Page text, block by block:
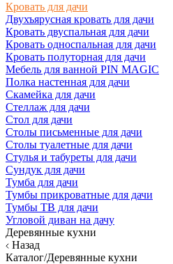
Кровать для дачи
Двухъярусная кровать для дачи
Кровать двуспальная для дачи
Кровать односпальная для дачи
Кровать полуторная для дачи
Мебель для ванной PIN MAGIC
Полка настенная для дачи
Скамейка для дачи
Стеллаж для дачи
Стол для дачи
Столы письменные для дачи
Столы туалетные для дачи
Стулья и табуреты для дачи
Сундук для дачи
Тумба для дачи
Тумбы прикроватные для дачи
Тумбы ТВ для дачи
Угловой диван на дачу
Деревянные кухни
Назад
Каталог/Деревянные кухни